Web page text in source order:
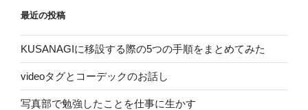
最近の投稿
KUSANAGIに移設する際の5つの手順をまとめてみた
videoタグとコーデックのお話し
写真部で勉強したことを仕事に生かす